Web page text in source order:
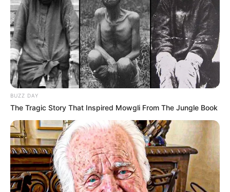
BUZZ DAY
The Tragic Story That Inspired Mowgli From The Jungle Book